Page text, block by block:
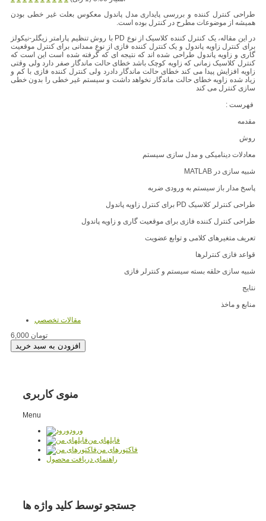
طراحی کنترل کننده و بررسی پایداری مدل پاندول معکوس بعلت غیر خطی بودن
همیشه از موضوعات مطرح در کنترل بوده است.
در این مقاله، یک کنترل کننده کلاسیک از نوع PD با روش تنظیم پارامتر زیگلر-نیکولز
برای کنترل زاویه پاندول و یک کنترل کننده فازی از نوع ممدانی برای کنترل موقعیت
گاری و زاویه پاندول طراحی شده اند که نتیجه ای که گرفته شده است این است که
کنترل کلاسیک زمانی که زاویه کوچک باشد خطای حالت ماندگار صفر دارد ولی وقتی
زاویه افزایش پیدا می کند خطای حالت ماندگار دادرد ولی کنترل کننده فازی با کم و
زیاد شده زاویه خطای حالت ماندگار نخواهد داشت و سیستم غیر خطی را بدون خطی
سازی کنترل می کند
فهرست :
مقدمه
روش
معادلات دینامیکی و مدل سازی سیستم
شبیه سازی در MATLAB
پاسخ مدار باز سیستم به ورودی ضربه
طراحی کنترلر کلاسیک PD برای کنترل زاویه پاندول
طراحی کنترل کننده فازی برای موقعیت گاری و زاویه پاندول
تعریف متغیرهای کلامی و توابع عضویت
قواعد فازی کنترلرها
شبیه سازی حلقه بسته سیستم و کنترلر فازی
نتایج
منابع و ماخذ
مقالات تخصصي
6,000 تومان
منوی کاربری
Menu
ورود
فایلهای من
فاکتورهای من
راهنمای دریافت محصول
جستجو توسط کلید واژه ها